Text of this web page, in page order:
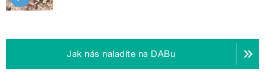
Jak nás naladíte na DABu